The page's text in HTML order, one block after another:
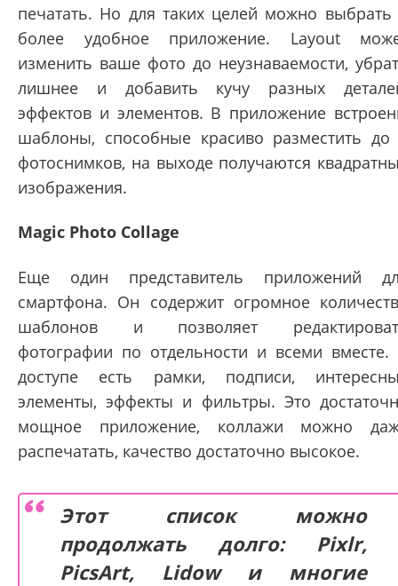
печатать. Но для таких целей можно выбрать
более удобное приложение. Layout
изменить ваше фото до неузнаваемости,
лишнее и добавить кучу разных
эффектов и элементов. В приложение
шаблоны, способные красиво разместить до
фотоснимков, на выходе получаются
изображения.
Magic Photo Collage
Еще один представитель приложений
смартфона. Он содержит огромное
шаблонов и позволяет
фотографии по отдельности и всеми вместе.
доступе есть рамки, подписи,
элементы, эффекты и фильтры. Это
мощное приложение, коллажи можно
распечатать, качество достаточно высокое.
Этот список можно
продолжать долго: Pixlr,
PicsArt, Lidow и многие